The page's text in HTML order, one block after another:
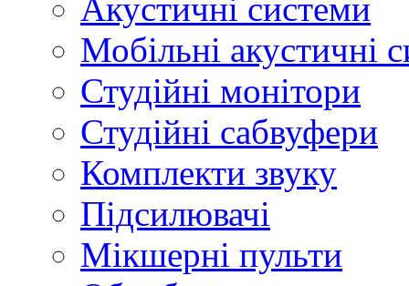
Акустичні системи
Мобільні акустичні
Студійні монітори
Студійні сабвуфери
Комплекти звуку
Підсилювачі
Мікшерні пульти